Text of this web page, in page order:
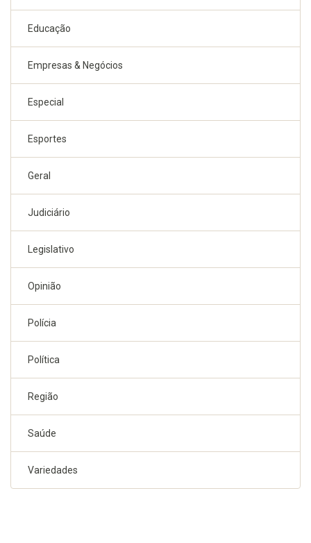
Educação
Empresas & Negócios
Especial
Esportes
Geral
Judiciário
Legislativo
Opinião
Polícia
Política
Região
Saúde
Variedades